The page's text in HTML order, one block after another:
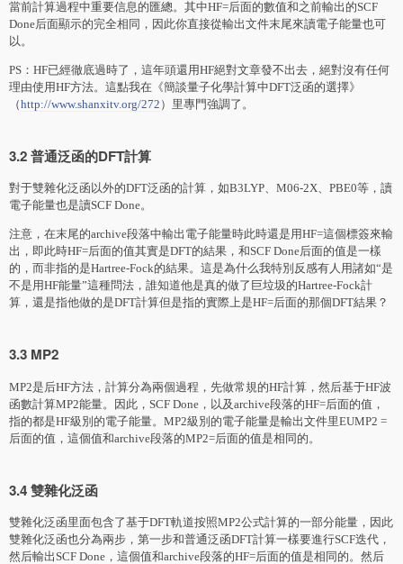
當前計算過程中重要信息的匯總。其中HF=后面的數值和之前輸出的SCF
Done后面顯示的完全相同，因此你直接從輸出文件末尾來讀電子能量也可
以。
PS：HF已經徹底過時了，這年頭還用HF絕對文章發不出去，絕對沒有任何
理由使用HF方法。這點我在《簡談量子化學計算中DFT泛函的選擇》
（http://www.shanxitv.org/272 ）里專門強調了。
3.2 普通泛函的DFT計算
對于雙雜化泛函以外的DFT泛函的計算，如B3LYP、M06-2X、PBE0等，讀
電子能量也是讀SCF Done。
注意，在末尾的archive段落中輸出電子能量時此時還是用HF=這個標簽來輸
出，即此時HF=后面的值其實是DFT的結果，和SCF Done后面的值是一樣
的，而非指的是Hartree-Fock的結果。這是為什么我特別反感有人用諸如“是
不是用HF能量”這種問法，誰知道他是真的做了巨垃圾的Hartree-Fock計
算，還是指他做的是DFT計算但是指的實際上是HF=后面的那個DFT結果？
3.3 MP2
MP2是后HF方法，計算分為兩個過程，先做常規的HF計算，然后基于HF波
函數計算MP2能量。因此，SCF Done，以及archive段落的HF=后面的值，
指的都是HF級別的電子能量。MP2級別的電子能量是輸出文件里EUMP2 =
后面的值，這個值和archive段落的MP2=后面的值是相同的。
3.4 雙雜化泛函
雙雜化泛函里面包含了基于DFT軌道按照MP2公式計算的一部分能量，因此
雙雜化泛函也分為兩步，第一步和普通泛函DFT計算一樣要進行SCF迭代，
然后輸出SCF Done，這個值和archive段落的HF=后面的值是相同的。然后